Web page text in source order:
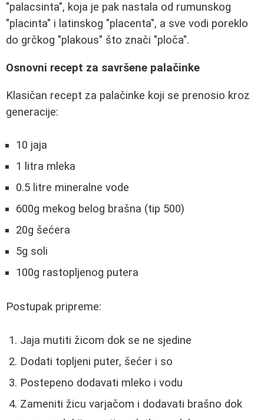
"palacsinta", koja je pak nastala od rumunskog
"placinta" i latinskog "placenta", a sve vodi poreklo
do grčkog "plakous" što znači "ploča".
Osnovni recept za savršene palačinke
Klasičan recept za palačinke koji se prenosio kroz
generacije:
10 jaja
1 litra mleka
0.5 litre mineralne vode
600g mekog belog brašna (tip 500)
20g šećera
5g soli
100g rastopljenog putera
Postupak pripreme:
Jaja mutiti žicom dok se ne sjedine
Dodati topljeni puter, šećer i so
Postepeno dodavati mleko i vodu
Zameniti žicu varjačom i dodavati brašno dok